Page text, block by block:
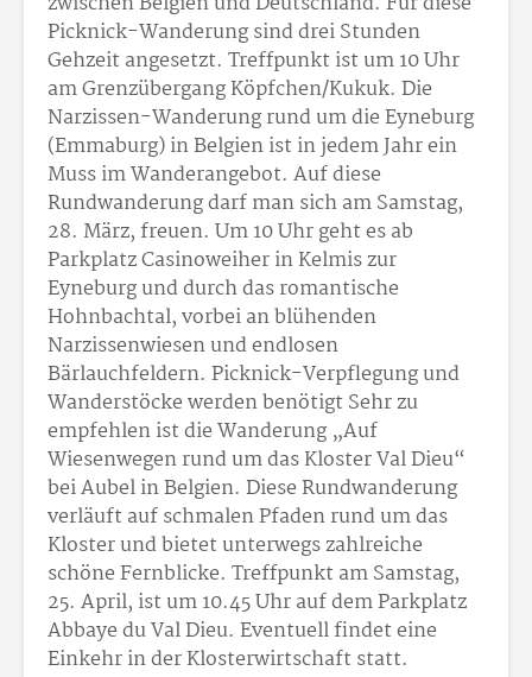
Picknick-Wanderung sind drei Stunden
Gehzeit angesetzt. Treffpunkt ist um 10 Uhr
am Grenzübergang Köpfchen/Kukuk. Die
Narzissen-Wanderung rund um die Eyneburg
(Emmaburg) in Belgien ist in jedem Jahr ein
Muss im Wanderangebot. Auf diese
Rundwanderung darf man sich am Samstag,
28. März, freuen. Um 10 Uhr geht es ab
Parkplatz Casinoweiher in Kelmis zur
Eyneburg und durch das romantische
Hohnbachtal, vorbei an blühenden
Narzissenwiesen und endlosen
Bärlauchfeldern. Picknick-Verpflegung und
Wanderstöcke werden benötigt Sehr zu
empfehlen ist die Wanderung „Auf
Wiesenwegen rund um das Kloster Val Dieu“
bei Aubel in Belgien. Diese Rundwanderung
verläuft auf schmalen Pfaden rund um das
Kloster und bietet unterwegs zahlreiche
schöne Fernblicke. Treffpunkt am Samstag,
25. April, ist um 10.45 Uhr auf dem Parkplatz
Abbaye du Val Dieu. Eventuell findet eine
Einkehr in der Klosterwirtschaft statt.